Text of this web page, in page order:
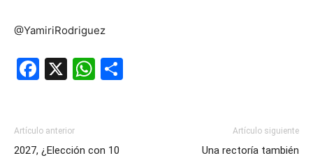
@YamiriRodriguez
Facebook
X WhatsApp
Artículo anterior
2027, ¿Elección con 10
Artículo siguiente
Una rectoría también